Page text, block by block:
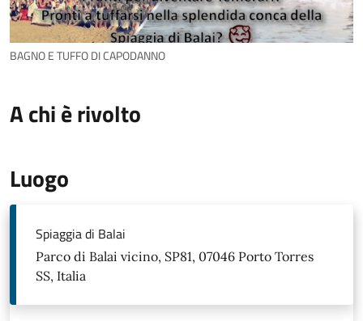
BAGNO E TUFFO DI CAPODANNO
A chi è rivolto
Luogo
Spiaggia di Balai
Parco di Balai vicino, SP81, 07046 Porto Torres
SS, Italia